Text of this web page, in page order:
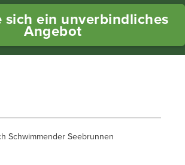
sich ein unverbindliches
Angebot
Schwimmender Seebrunnen